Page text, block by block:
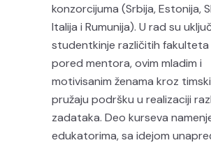
konzorcijuma (Srbija, Estonija,
Italija i Rumunija). U rad su
studentkinje različitih fakulteta
pored mentora, ovim mladim i
motivisanim ženama kroz
pružaju podršku u realizaciji
zadataka. Deo kurseva
edukatorima, sa idejom